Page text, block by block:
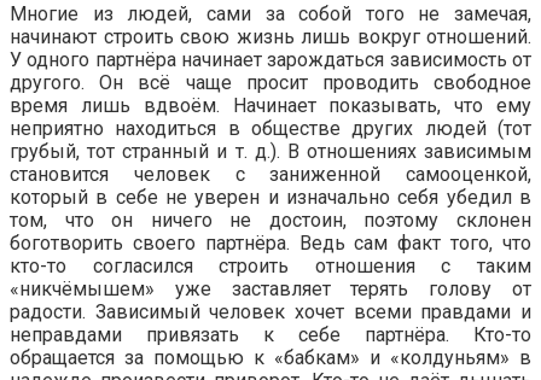
Многие из людей, сами за собой того не замечая,
начинают строить свою жизнь лишь вокруг отношений.
У одного партнёра начинает зарождаться зависимость от
другого. Он всё чаще просит проводить свободное
время лишь вдвоём. Начинает показывать, что ему
неприятно находиться в обществе других людей (тот
грубый, тот странный и т. д.). В отношениях зависимым
становится человек с заниженной самооценкой,
который в себе не уверен и изначально себя убедил в
том, что он ничего не достоин, поэтому склонен
боготворить своего партнёра. Ведь сам факт того, что
кто-то согласился строить отношения с таким
«никчёмышем» уже заставляет терять голову от
радости. Зависимый человек хочет всеми правдами и
неправдами привязать к себе партнёра. Кто-то
обращается за помощью к «бабкам» и «колдуньям» в